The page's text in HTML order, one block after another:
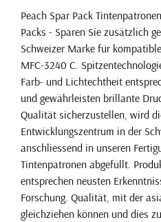
Peach Spar Pack
Packs - Sparen Sie zusätzlich
Schweizer Marke für
MFC-3240 C.
Farb- und Lichtechtheit
und gewährleisten brillante
Qualität sicherzustellen, wird
Entwicklungszentrum in der
anschliessend in unseren
Tintenpatronen abgefüllt.
entsprechen neusten
Forschung. Qualität, mit der
gleichziehen können und dies